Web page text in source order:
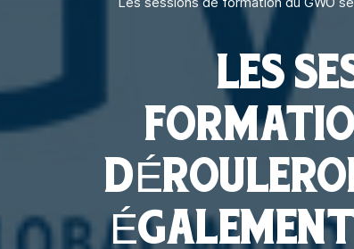
LES